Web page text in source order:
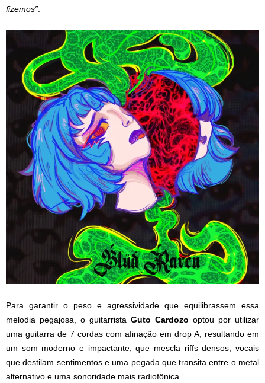
fizemos”
Para garantir o peso e agressividade que equilibrassem essa
melodia pegajosa, o guitarrista Guto Cardozo optou por utilizar
uma guitarra de 7 cordas com afinação em drop A, resultando em
um som moderno e impactante, que mescla riffs densos, vocais
que destilam sentimentos e uma pegada que transita entre o metal
alternativo e uma sonoridade mais radiofônica.